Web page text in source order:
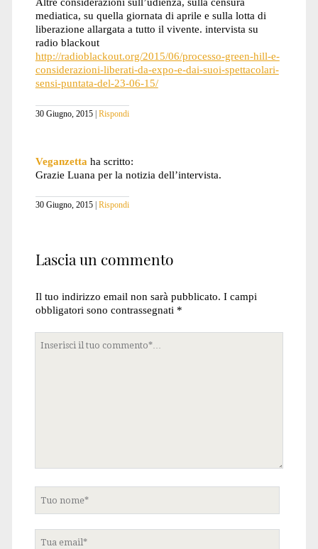
mediatica, su quella giornata di aprile e sulla lotta di
liberazione allargata a tutto il vivente. intervista su
radio blackout
http://radioblackout.org/2015/06/processo-green-hill-e-
considerazioni-liberati-da-expo-e-dai-suoi-spettacolari-
sensi-puntata-del-23-06-15/
30 Giugno, 2015 Rispondi
Veganzetta ha scritto:
Grazie Luana per la notizia dell’intervista.
30 Giugno, 2015 Rispondi
Lascia un commento
Il tuo indirizzo email non sarà pubblicato. I campi
obbligatori sono contrassegnati *
commento
nome